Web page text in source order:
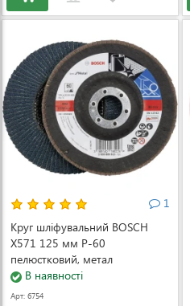
1
Круг шліфувальний BOSCH
X571 125 мм P-60
пелюстковий, метал
(2608606923)
В наявності
Арт: 6754